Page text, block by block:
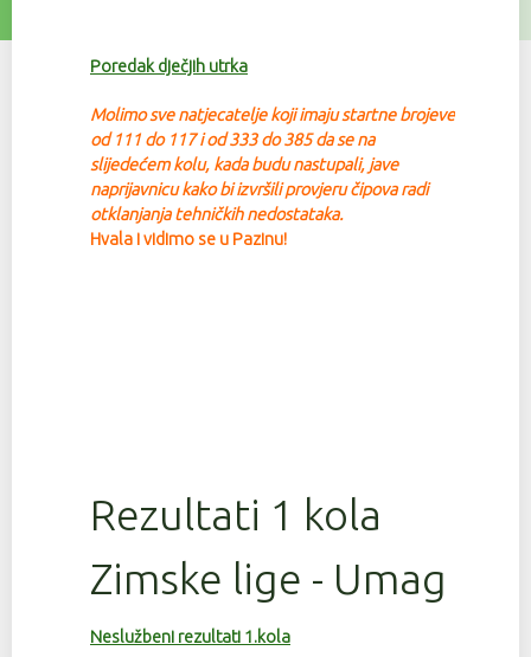
Poredak dječjih utrka
Molimo sve natjecatelje koji imaju startne brojeve
od 111 do 117 i od 333 do 385 da se na
slijedećem kolu, kada budu nastupali, jave
naprijavnicu kako bi izvršili provjeru čipova radi
otklanjanja tehničkih nedostataka.
Hvala i vidimo se u Pazinu!
Rezultati 1 kola
Zimske lige - Umag
Neslužbeni rezultati 1.kola